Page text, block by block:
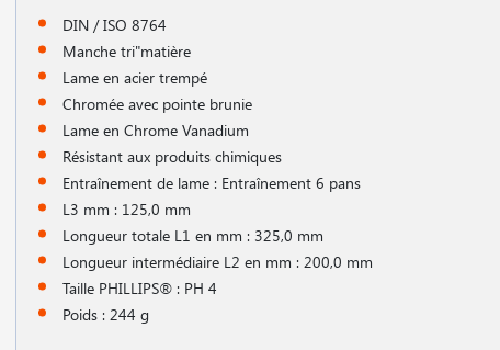
DIN / ISO 8764
Manche tri"matière
Lame en acier trempé
Chromée avec pointe brunie
Lame en Chrome Vanadium
Résistant aux produits chimiques
Entraînement de lame : Entraînement 6 pans
L3 mm : 125,0 mm
Longueur totale L1 en mm : 325,0 mm
Longueur intermédiaire L2 en mm : 200,0 mm
Taille PHILLIPS® : PH 4
Poids : 244 g